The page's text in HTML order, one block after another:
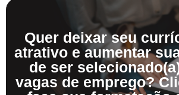
Quer deixar seu
atrativo e aumentar
de ser
vagas de emprego?